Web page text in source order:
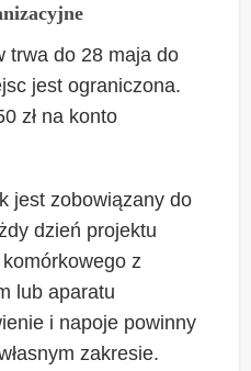
trwa do 28 maja do
jest ograniczona.
zł na konto
jest zobowiązany do
dzień projektu
z
lub aparatu
i napoje powinny
zakresie.